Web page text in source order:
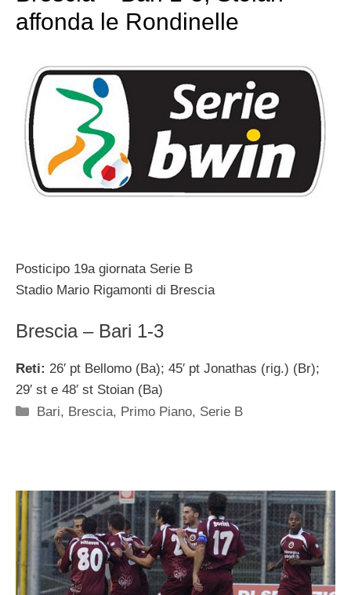
affonda le Rondinelle
Posticipo 19a giornata Serie B
Stadio Mario Rigamonti di Brescia
Brescia – Bari 1-3
Reti: 26′ pt Bellomo (Ba); 45′ pt Jonathas (rig.) (Br);
29′ st e 48′ st Stoian (Ba)
Categorie
Bari, Brescia, Primo Piano, Serie B